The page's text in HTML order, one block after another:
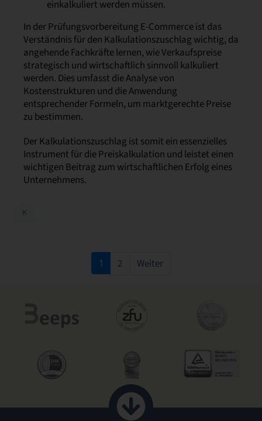
einkalkuliert werden müssen.
In der Prüfungsvorbereitung E-Commerce ist das
Verständnis für den Kalkulationszuschlag wichtig, da
angehende Fachkräfte lernen, wie Verkaufspreise
strategisch und wirtschaftlich sinnvoll kalkuliert
werden. Dies umfasst die Analyse von
Kostenstrukturen und die Anwendung
entsprechender Formeln, um marktgerechte Preise
zu bestimmen.
Der Kalkulationszuschlag ist somit ein essenzielles
Instrument für die Preiskalkulation und leistet einen
wichtigen Beitrag zum wirtschaftlichen Erfolg eines
Unternehmens.
K
1 2 Weiter